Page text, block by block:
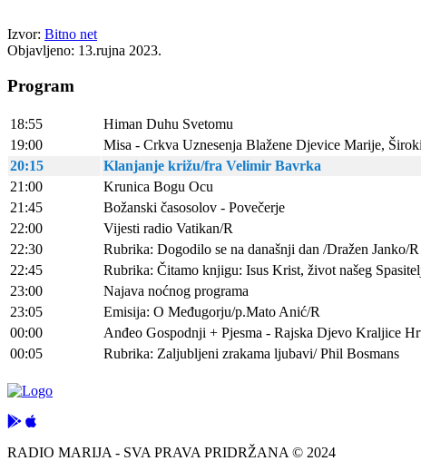
Izvor: Bitno net
Objavljeno: 13.rujna 2023.
Program
18:55
Himan Duhu Svetomu
19:00
Misa - Crkva Uznesenja Blažene Djevice Marije,
20:15
Klanjanje križu/fra Velimir Bavrka
21:00
Krunica Bogu Ocu
21:45
Božanski časosolov - Povečerje
22:00
Vijesti radio Vatikan/R
22:30
Rubrika: Dogodilo se na današnji dan /Dražen Janko/R
22:45
Rubrika: Čitamo knjigu: Isus Krist, život našeg
23:00
Najava noćnog programa
23:05
Emisija: O Međugorju/p.Mato Anić/R
00:00
Anđeo Gospodnji + Pjesma - Rajska Djevo Kraljice
00:05
Rubrika: Zaljubljeni zrakama ljubavi/ Phil Bosmans
RADIO MARIJA - SVA PRAVA PRIDRŽANA © 2024